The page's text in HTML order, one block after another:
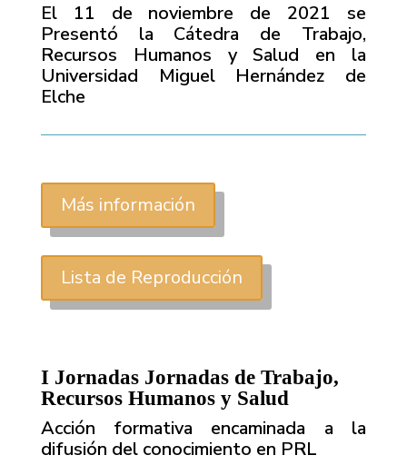
El 11 de noviembre de 2021 se
Presentó la Cátedra de Trabajo,
Recursos Humanos y Salud en la
Universidad Miguel Hernández de
Elche
Más información
Lista de Reproducción
I Jornadas Jornadas de Trabajo,
Recursos Humanos y Salud
Acción formativa encaminada a la
difusión del conocimiento en PRL